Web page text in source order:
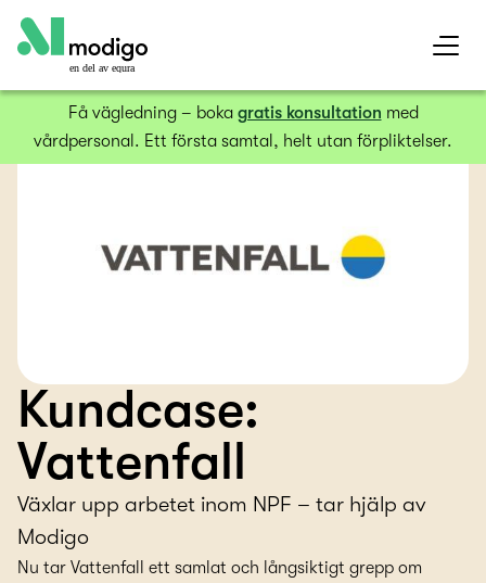
en del av equra
Få vägledning – boka gratis konsultation med
vårdpersonal. Ett första samtal, helt utan förpliktelser.
Kundcase:
Vattenfall
Växlar upp arbetet inom NPF – tar hjälp av
Modigo
Nu tar Vattenfall ett samlat och långsiktigt grepp om